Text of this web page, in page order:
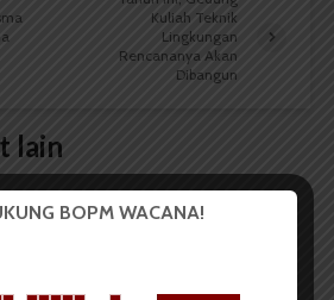
Kuliah Teknik
Lingkungan
Rencananya Akan
Dibangun
lain
BOPM WACANA!